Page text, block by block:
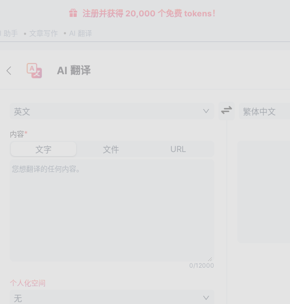
注册并获得 20,000 个免费 tokens！
助手 文章写作 AI 翻译
AI 翻译
英文 繁体中文
内容*
文字 文件 URL
0/12000
个人化空间
无